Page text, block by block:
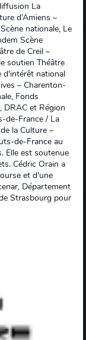
La
d’Amiens –
nationale, Le
Scène
de Creil –
soutien Théâtre
d'intérêt national
– Charenton-
Fonds
DRAC et Région
de-France / La
la Culture –
de-France au
Elle est soutenue
Cédric Orain a
et d'une
Département
Strasbourg pour